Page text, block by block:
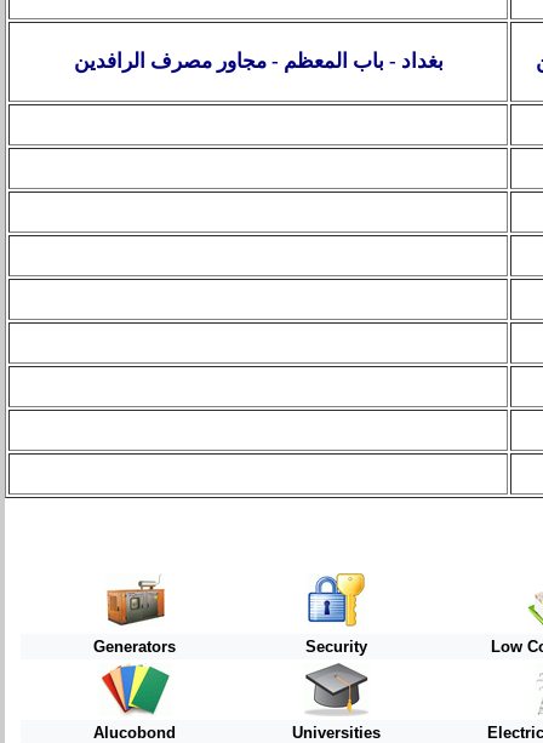
بغداد - باب المعظم - مجاور مصرف الرافدين
Generators Security Low
Alucobond Universities